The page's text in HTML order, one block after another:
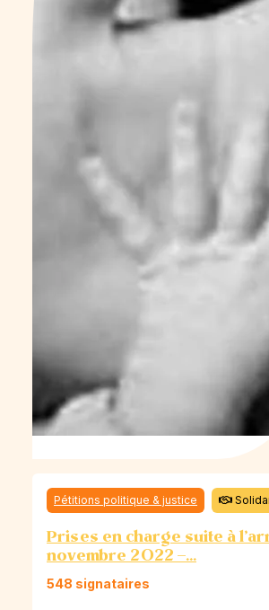
Pétitions politique & justice
Prises en charge suite à
novembre 2022 –...
548 signataires